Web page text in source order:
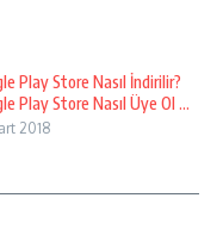
Play Store Nasıl İndirilir?
Play Store Nasıl Üye Ol ...
2018